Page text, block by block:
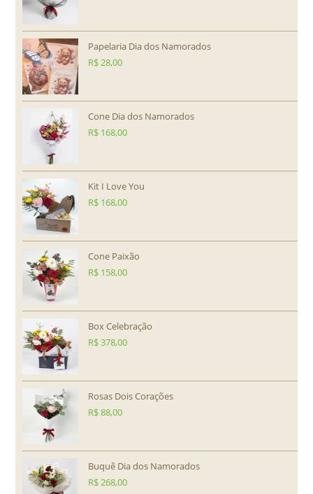
Papelaria Dia dos Namorados
R$28,00
Cone Dia dos Namorados
R$ 168,00
Kit I Love You
R$ 168,00
Cone Paixão
R$ 158,00
Box Celebração
R$378,00
Rosas Dois Corações
R$88,00
Buquê Dia dos Namorados
R$268,00